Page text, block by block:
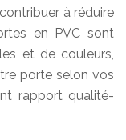
à réduire
en PVC sont
et de couleurs,
porte selon vos
rapport qualité-